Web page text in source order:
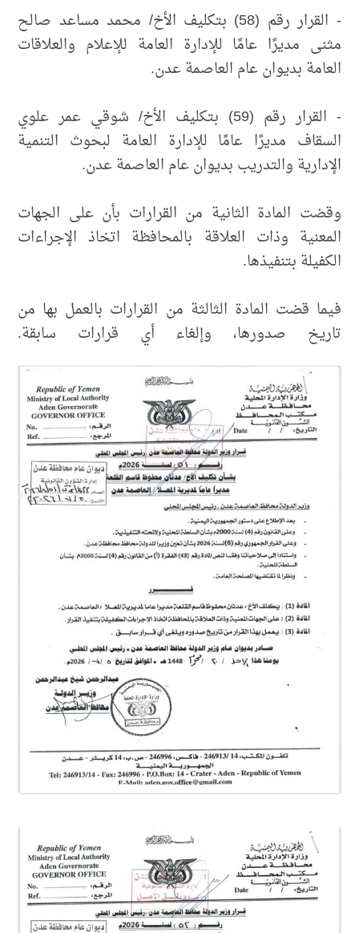
- القرار رقم (58) بتكليف الأخ/ محمد مساعد صالح
مثنى مديرًا عامًا للإدارة العامة للإعلام والعلاقات
العامة بديوان عام العاصمة عدن.
- القرار رقم (59) بتكليف الأخ/ شوقي عمر علوي
السقاف مديرًا عامًا للإدارة العامة لبحوث التنمية
الإدارية والتدريب بديوان عام العاصمة عدن.
وقضت المادة الثانية من القرارات بأن على الجهات
المعنية وذات العلاقة بالمحافظة اتخاذ الإجراءات
الكفيلة بتنفيذها.
فيما قضت المادة الثالثة من القرارات بالعمل بها من
تاريخ صدورها، وإلغاء أي قرارات سابقة.